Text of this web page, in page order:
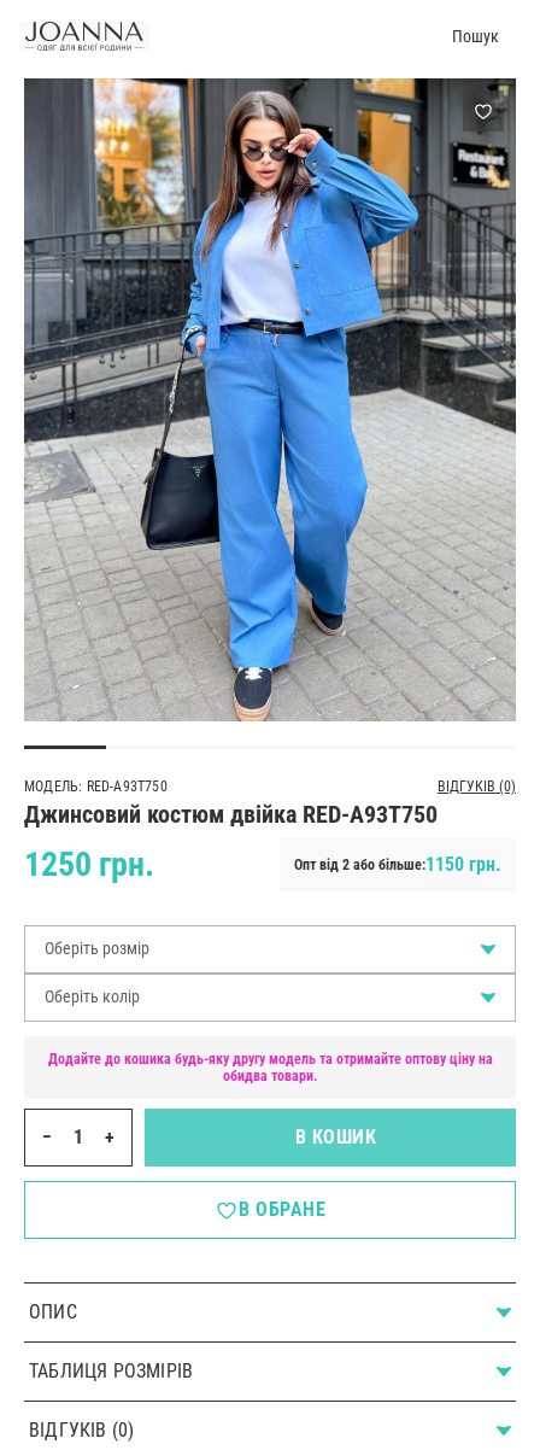
Пошук
МОДЕЛЬ: RED-A93T750 ВІДГУКІВ (0)
Джинсовий костюм двійка RED-A93T750
1250 грн. Опт від 2 або більше:1150 грн.
Оберіть розмір
Оберіть колір
Додайте до кошика будь-яку другу модель та отримайте оптову ціну на
обидва товари.
− + В КОШИК
В ОБРАНЕ
ОПИС
ТАБЛИЦЯ РОЗМІРІВ
ВІДГУКІВ (0)